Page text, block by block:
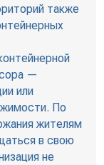
также
—
или
По
жителям
в свою
не